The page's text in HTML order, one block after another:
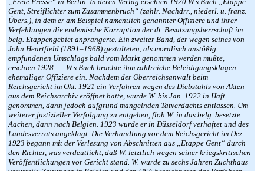
Gent, Streiflichter zum Zusammenbruch“ (zahlr. Nachdrr., niederl. u. franz.
Übers.), in dem er am Beispiel namentlich genannter Offiziere und ihrer
Verfehlungen die endemische Korruption der dt. Besatzungsherrschaft im
belg. Etappengebiet anprangerte. Ein zweiter Band, der wegen seines von
John Heartfield (1891–1968) gestalteten, als moralisch anstößig
empfundenen Umschlags bald vom Markt genommen werden mußte,
erschien 1928. … W.s Buch brachte ihm zahlreiche Beleidigungsklagen
ehemaliger Offiziere ein. Nachdem der Oberreichsanwalt beim
Reichsgericht im Okt. 1921 ein Verfahren wegen des Diebstahls von Akten
aus dem Reichsarchiv eröffnet hatte, wurde W. bis Jan. 1922 in Haft
genommen, dann jedoch aufgrund mangelnden Tatverdachts entlassen. Um
weiterer justizieller Verfolgung zu entgehen, floh W. in das belg. besetzte
Aachen, dann nach Belgien. 1923 wurde er in Düsseldorf verhaftet und des
Landesverrats angeklagt. Die Verhandlung vor dem Reichsgericht im Dez.
1923 begann mit der Verlesung von Abschnitten aus „Etappe Gent“ durch
den Richter, was verdeutlicht, daß W. letztlich wegen seiner kriegskritischen
Veröffentlichungen vor Gericht stand. W. wurde zu sechs Jahren Zuchthaus